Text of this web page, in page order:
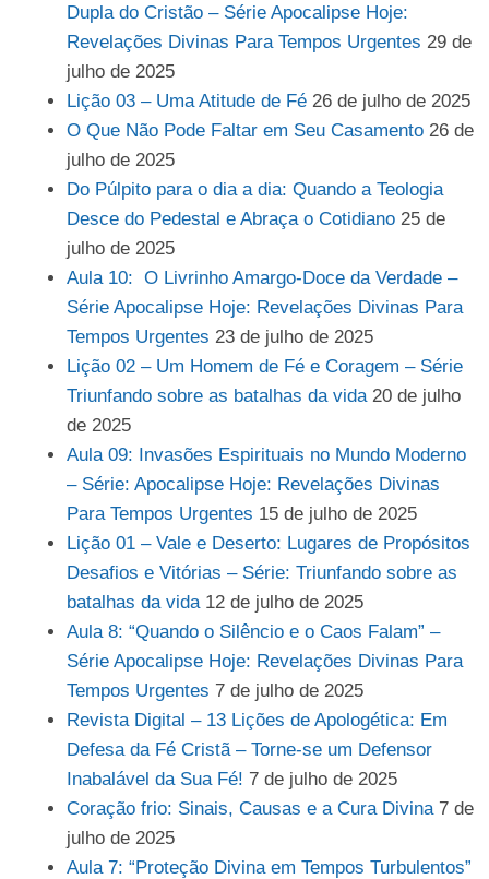
Dupla do Cristão – Série Apocalipse Hoje:
Revelações Divinas Para Tempos Urgentes 29 de
julho de 2025
Lição 03 – Uma Atitude de Fé 26 de julho de 2025
O Que Não Pode Faltar em Seu Casamento 26 de
julho de 2025
Do Púlpito para o dia a dia: Quando a Teologia
Desce do Pedestal e Abraça o Cotidiano 25 de
julho de 2025
Aula 10: O Livrinho Amargo-Doce da Verdade –
Série Apocalipse Hoje: Revelações Divinas Para
Tempos Urgentes 23 de julho de 2025
Lição 02 – Um Homem de Fé e Coragem – Série
Triunfando sobre as batalhas da vida 20 de julho
de 2025
Aula 09: Invasões Espirituais no Mundo Moderno
– Série: Apocalipse Hoje: Revelações Divinas
Para Tempos Urgentes 15 de julho de 2025
Lição 01 – Vale e Deserto: Lugares de Propósitos
Desafios e Vitórias – Série: Triunfando sobre as
batalhas da vida 12 de julho de 2025
Aula 8: “Quando o Silêncio e o Caos Falam” –
Série Apocalipse Hoje: Revelações Divinas Para
Tempos Urgentes 7 de julho de 2025
Revista Digital – 13 Lições de Apologética: Em
Defesa da Fé Cristã – Torne-se um Defensor
Inabalável da Sua Fé! 7 de julho de 2025
Coração frio: Sinais, Causas e a Cura Divina 7 de
julho de 2025
Aula 7: “Proteção Divina em Tempos Turbulentos”